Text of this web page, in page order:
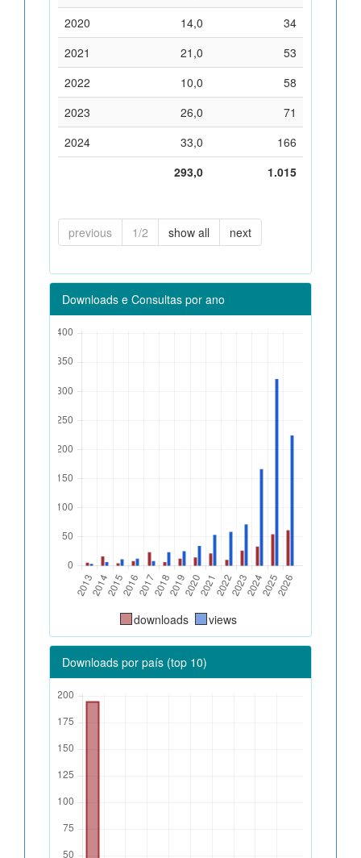
2020
14,0
34
2021
21,0
53
2022
10,0
58
2023
26,0
71
2024
33,0
166
293,0
1.015
previous 1/2 show all next
Downloads e Consultas por ano
downloads views
Downloads por país (top 10)